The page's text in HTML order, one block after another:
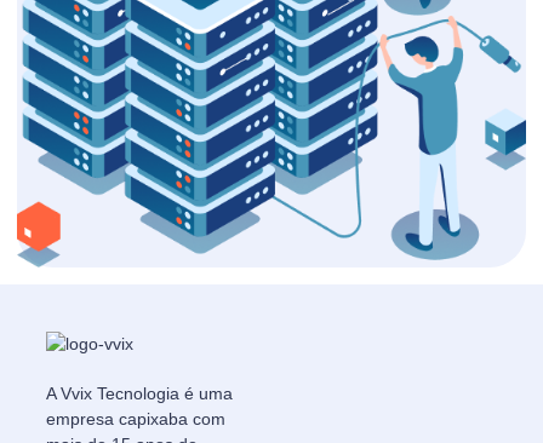
A Vvix Tecnologia é uma
empresa capixaba com